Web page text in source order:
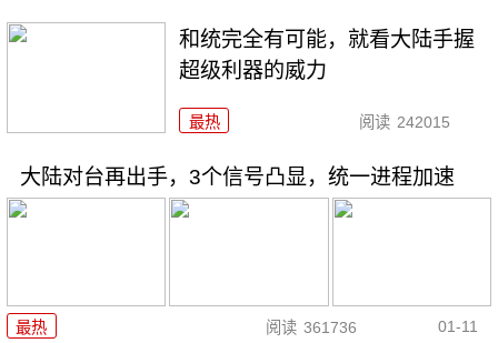
和统完全有可能，就看大陆手握
超级利器的威力
最热 阅读 242015
大陆对台再出手，3个信号凸显，统一进程加速
最热 阅读 361736 01-11